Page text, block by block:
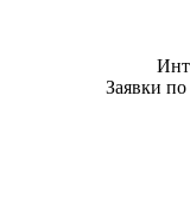
Заявки